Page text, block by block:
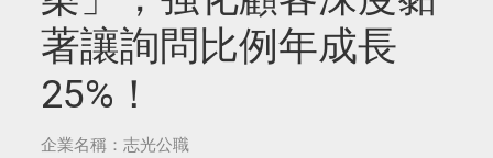
著讓詢問比例年成長
25%！
企業名稱：志光公職